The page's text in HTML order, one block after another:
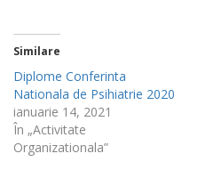
Similare
Diplome Conferinta
Nationala de Psihiatrie 2020
ianuarie 14, 2021
În „Activitate
Organizationala”